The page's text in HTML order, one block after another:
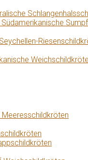
Meeresschildkröten